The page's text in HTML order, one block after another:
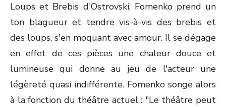
Loups et Brebis d'Ostrovski, Fomenko prend un
ton blagueur et tendre vis-à-vis des brebis et
des loups, s'en moquant avec amour. Il se dégage
en effet de ces pièces une chaleur douce et
lumineuse qui donne au jeu de l'acteur une
légèreté quasi indifférente. Fomenko songe alors
à la fonction du théâtre actuel : "Le théâtre peut